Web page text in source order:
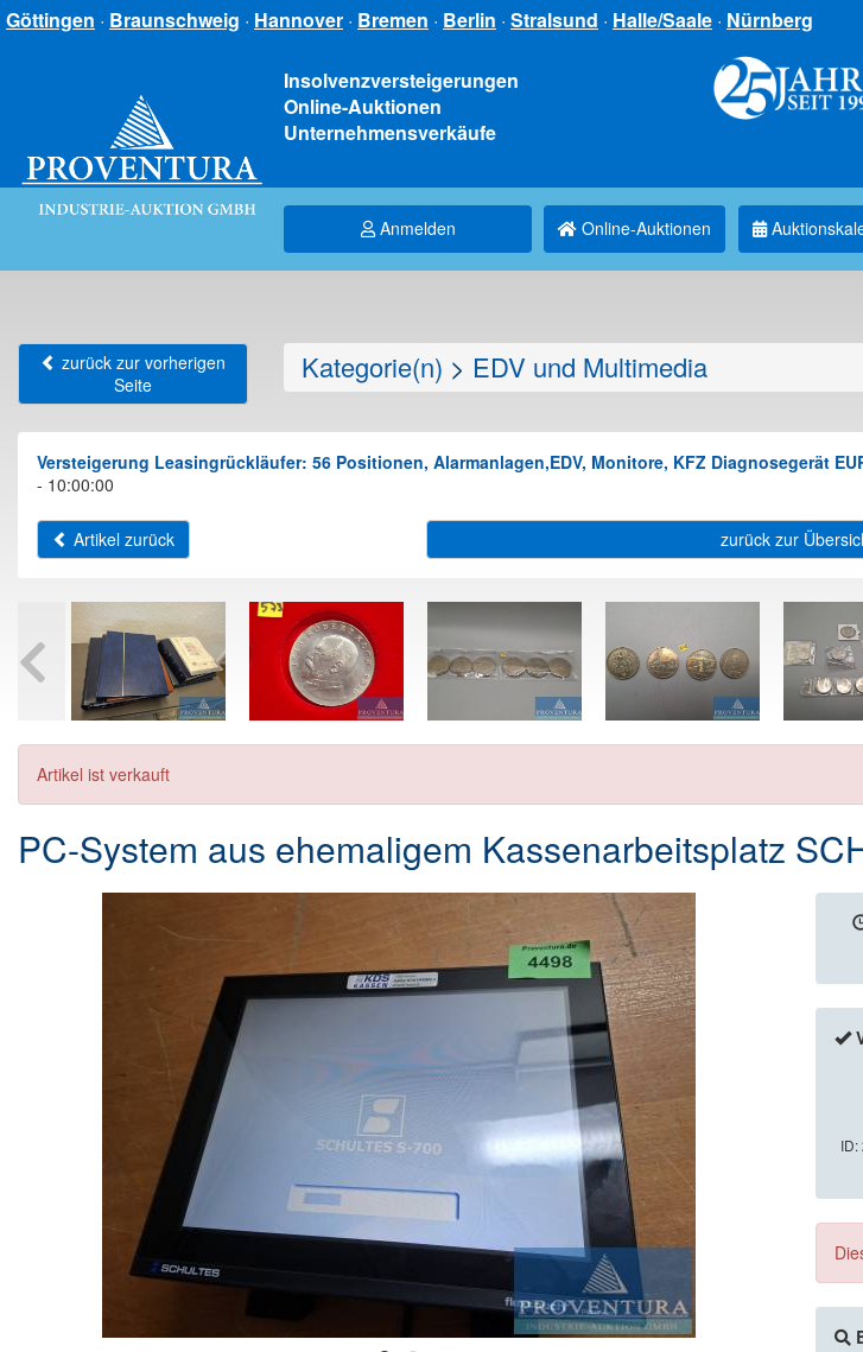
Göttingen · Braunschweig · Hannover · Bremen · Berlin · Stralsund · Halle/Saale · Nürnberg
Insolvenzversteigerungen
Online-Auktionen
Unternehmensverkäufe
Anmelden Online-Auktionen
zurück zur vorherigen
Seite
Kategorie(n) > EDV und Multimedia
Versteigerung Leasingrückläufer: 56 Positionen, Alarmanlagen,EDV, Monitore, KFZ Diagnosegerät
- 10:00:00
Artikel zurück zurück zur
Artikel ist verkauft
PC-System aus ehemaligem Kassenarbeitsplatz
ID: